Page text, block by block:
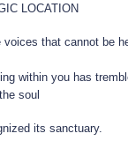
LOCATION
voices that cannot be
within you has
soul
its sanctuary.